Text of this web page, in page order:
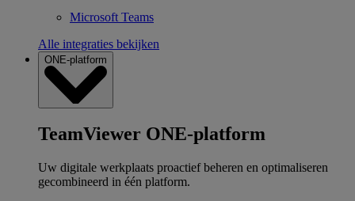
Microsoft Teams
Alle integraties bekijken
ONE-platform
TeamViewer ONE-platform
Uw digitale werkplaats proactief beheren en optimaliseren
gecombineerd in één platform.